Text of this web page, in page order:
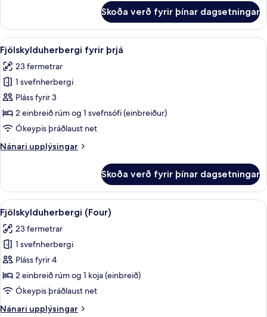
fyrir
tvo,
tvö
rúm
Skoða verð fyrir þínar dagsetningar
Skoða
allar
myndir
fyrir
Fjölskylduherbergi
fyrir
þrjá
Skrifborð, straujárn/strauborð,
6
Fjölskylduherbergi fyrir þrjá
23 fermetrar
1 svefnherbergi
Pláss fyrir 3
2 einbreið rúm og 1 svefnsófi (einbreiður)
Ókeypis þráðlaust net
Nánari upplýsingar
Nánari
fyrir
þrjá
Skoða verð fyrir þínar dagsetningar
Skoða
allar
myndir
fyrir
Fjölskylduherbergi
(Four)
Fjölskylduherbergi (Four) |
9
Fjölskylduherbergi (Four)
23 fermetrar
1 svefnherbergi
Pláss fyrir 4
2 einbreið rúm og 1 koja (einbreið)
Ókeypis þráðlaust net
Nánari upplýsingar
Nánari